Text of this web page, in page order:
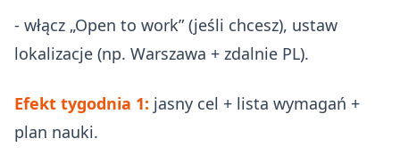
- włącz „Open to work” (jeśli chcesz), ustaw
lokalizacje (np. Warszawa + zdalnie PL).
Efekt tygodnia 1: jasny cel + lista wymagań +
plan nauki.